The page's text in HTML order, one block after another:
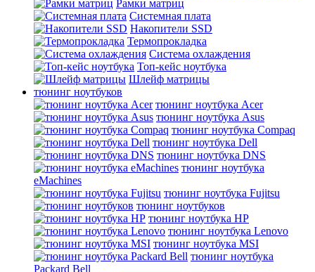
Рамки матриц
Системная плата
Накопители SSD
Термопрокладка
Система охлаждения
Топ-кейс ноутбука
Шлейф матрицы
тюнинг ноутбуков
тюнинг ноутбука Acer
тюнинг ноутбука Asus
тюнинг ноутбука Compaq
тюнинг ноутбука Dell
тюнинг ноутбука DNS
тюнинг ноутбука
eMachines
тюнинг ноутбука Fujitsu
тюнинг ноутбуков
тюнинг ноутбука HP
тюнинг ноутбука Lenovo
тюнинг ноутбука MSI
тюнинг ноутбука
Packard Bell